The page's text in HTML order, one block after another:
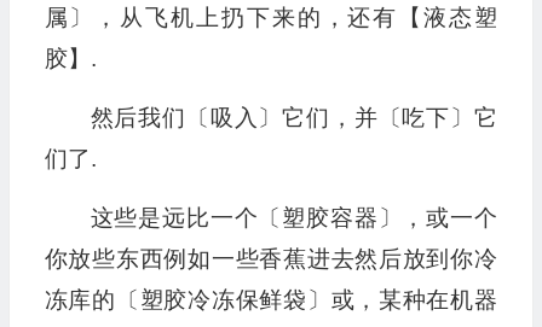
属〕，从飞机上扔下来的，还有【液态塑
胶】.
然后我们〔吸入〕它们，并〔吃下〕它
们了.
这些是远比一个〔塑胶容器〕，或一个
你放些东西例如一些香蕉进去然后放到你冷
冻库的〔塑胶冷冻保鲜袋〕或，某种在机器